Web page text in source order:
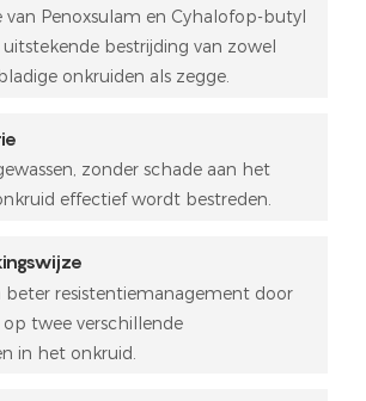
Penoxsulam en Cyhalofop-butyl
bestrijding van zowel
onkruiden als zegge.
zonder schade aan het
effectief wordt bestreden.
beter resistentiemanagement door
twee verschillende
in het onkruid.